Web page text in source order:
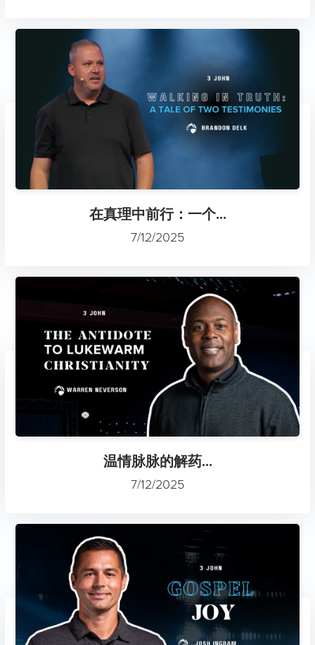
在真理中前行：一个...
7/12/2025
温情脉脉的解药...
7/12/2025